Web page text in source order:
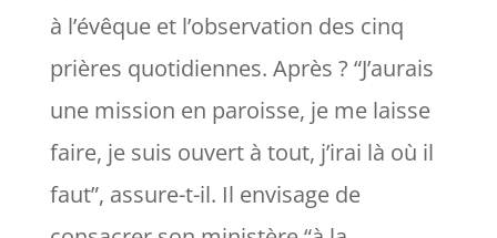
à l’évêque et l’observation des cinq
prières quotidiennes. Après ? “J’aurais
une mission en paroisse, je me laisse
faire, je suis ouvert à tout, j’irai là où il
faut”, assure-t-il. Il envisage de